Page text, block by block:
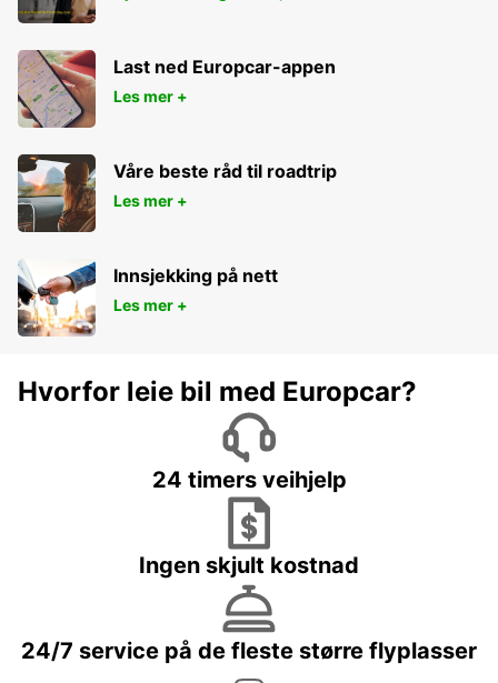
Last ned Europcar-appen
Les mer +
Våre beste råd til roadtrip
Les mer +
Innsjekking på nett
Les mer +
Hvorfor leie bil med Europcar?
24 timers veihjelp
Ingen skjult kostnad
24/7 service på de fleste større flyplasser